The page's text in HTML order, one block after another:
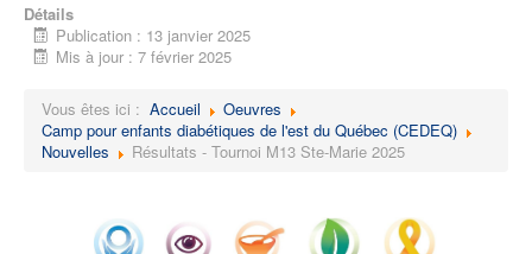
Détails
Publication : 13 janvier 2025
Mis à jour : 7 février 2025
Vous êtes ici : Accueil
Oeuvres
Camp pour enfants diabétiques de l'est du Québec (CEDEQ)
Nouvelles
Résultats - Tournoi M13 Ste-Marie 2025